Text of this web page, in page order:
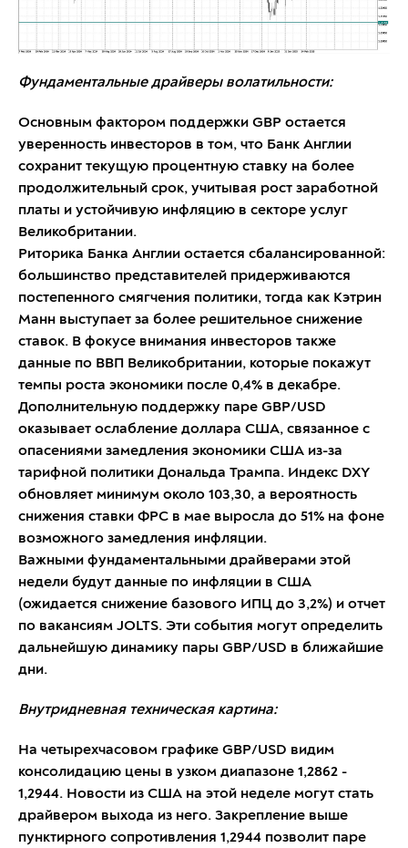
Фундаментальные драйверы волатильности:
Основным фактором поддержки GBP остается
уверенность инвесторов в том, что Банк Англии
сохранит текущую процентную ставку на более
продолжительный срок, учитывая рост заработной
платы и устойчивую инфляцию в секторе услуг
Великобритании.
Риторика Банка Англии остается сбалансированной:
большинство представителей придерживаются
постепенного смягчения политики, тогда как Кэтрин
Манн выступает за более решительное снижение
ставок. В фокусе внимания инвесторов также
данные по ВВП Великобритании, которые покажут
темпы роста экономики после 0,4% в декабре.
Дополнительную поддержку паре GBP/USD
оказывает ослабление доллара США, связанное с
опасениями замедления экономики США из-за
тарифной политики Дональда Трампа. Индекс DXY
обновляет минимум около 103,30, а вероятность
снижения ставки ФРС в мае выросла до 51% на фоне
возможного замедления инфляции.
Важными фундаментальными драйверами этой
недели будут данные по инфляции в США
(ожидается снижение базового ИПЦ до 3,2%) и отчет
по вакансиям JOLTS. Эти события могут определить
дальнейшую динамику пары GBP/USD в ближайшие
дни.
Внутридневная техническая картина:
На четырехчасовом графике GBP/USD видим
консолидацию цены в узком диапазоне 1,2862 -
1,2944. Новости из США на этой неделе могут стать
драйвером выхода из него. Закрепление выше
пунктирного сопротивления 1,2944 позволит паре